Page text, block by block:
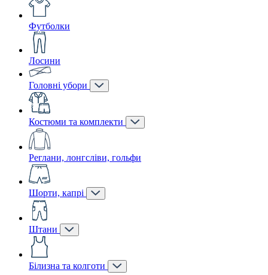
Футболки
Лосини
Головні убори
Костюми та комплекти
Реглани, лонгсліви, гольфи
Шорти, капрі
Штани
Білизна та колготи